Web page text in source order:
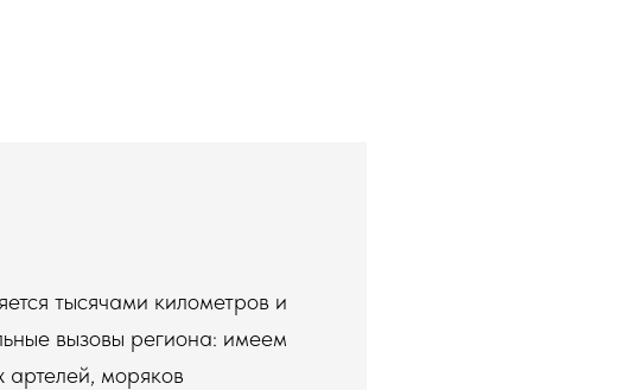
тысячами километров и
вызовы региона: имеем
артелей, моряков